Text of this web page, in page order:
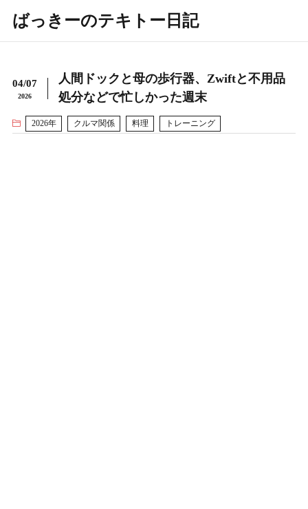
ばっきーのテキトー日記
04/07
2026
人間ドックと母の歩行器、Zwiftと不用品
処分などで忙しかった週末
2026年 クルマ関係 料理 トレーニング